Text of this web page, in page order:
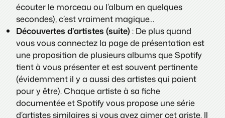
écouter le morceau ou l’album en quelques
secondes), c’est vraiment magique…
Découvertes d’artistes (suite) : De plus quand
vous vous connectez la page de présentation est
une proposition de plusieurs albums que Spotify
tient à vous présenter et est souvent pertinente
(évidemment il y a aussi des artistes qui paient
pour y être). Chaque artiste à sa fiche
documentée et Spotify vous propose une série
d’artistes similaires si vous avez aimer cet ariste. Il